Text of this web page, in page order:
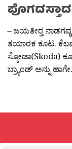
– ಜಯತೀರ‍್ತ
ತಯಾರಕ ಕೂಟ.
ಸ್ಕೋಡಾ(Skoda)
ಬ್ರ್ಯಾಂಡ್ ಅನ್ನು